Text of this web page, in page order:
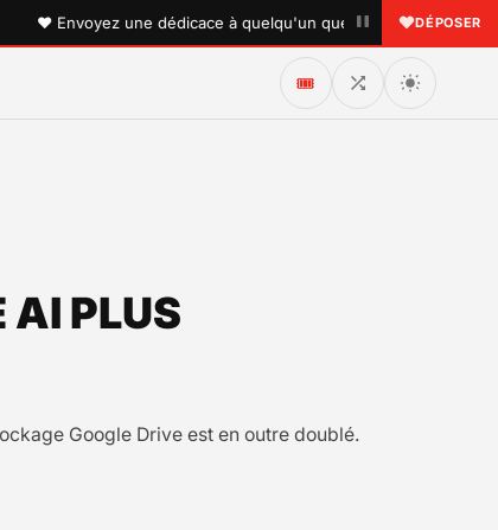
♥ Envoyez une dédicace à quelqu'un que vous aimez ! •
DÉPOSER
🎟️
AI PLUS
Google Drive est en outre doublé.